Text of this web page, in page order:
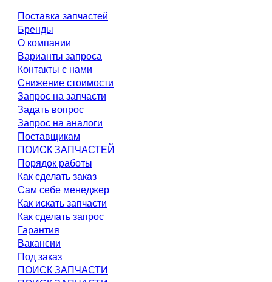
Поставка запчастей
Бренды
О компании
Варианты запроса
Контакты с нами
Снижение стоимости
Запрос на запчасти
Задать вопрос
Запрос на аналоги
Поставщикам
ПОИСК ЗАПЧАСТЕЙ
Порядок работы
Как сделать заказ
Сам себе менеджер
Как искать запчасти
Как сделать запрос
Гарантия
Вакансии
Под заказ
ПОИСК ЗАПЧАСТИ